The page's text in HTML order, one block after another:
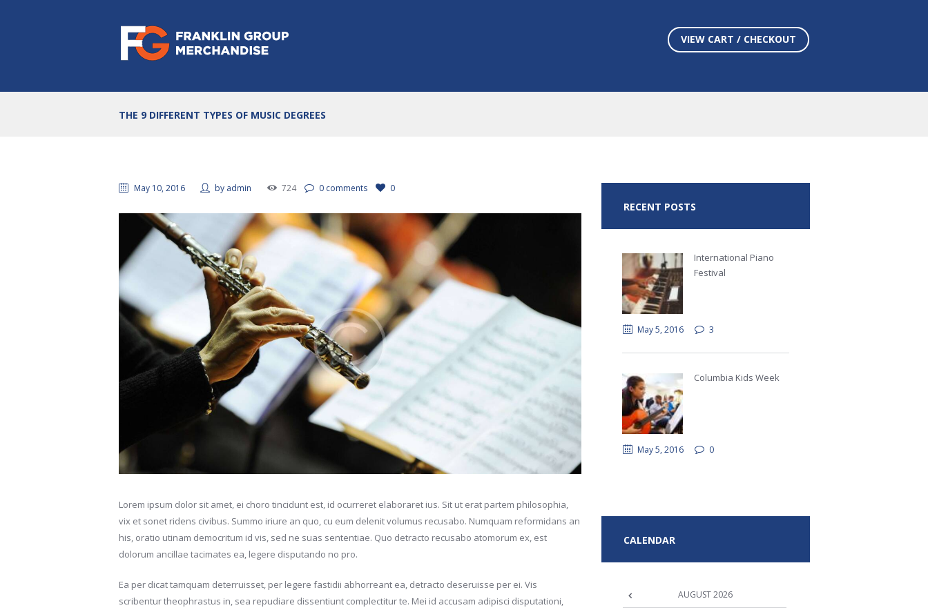
VIEW CART / CHECKOUT
THE 9 DIFFERENT TYPES OF MUSIC DEGREES
May 10, 2016 by admin 724 0 comments 0
Lorem ipsum dolor sit amet, ei choro tincidunt est, id ocurreret elaboraret ius. Sit ut erat partem philosophia,
vix et sonet ridens civibus. Summo iriure an quo, cu eum delenit volumus recusabo. Numquam reformidans an
his, oratio utinam democritum id vis, sed ne suas sententiae. Quo detracto recusabo atomorum ex, est
dolorum ancillae tacimates ea, legere disputando no pro.
Ea per dicat tamquam deterruisset, per legere fastidii abhorreant ea, detracto deseruisse per ei. Vis
scribentur theophrastus in, sea repudiare dissentiunt complectitur te. Mei id accusam adipisci disputationi,
RECENT POSTS
International Piano
Festival
May 5, 2016 3
Columbia Kids Week
May 5, 2016 0
CALENDAR
AUGUST2026